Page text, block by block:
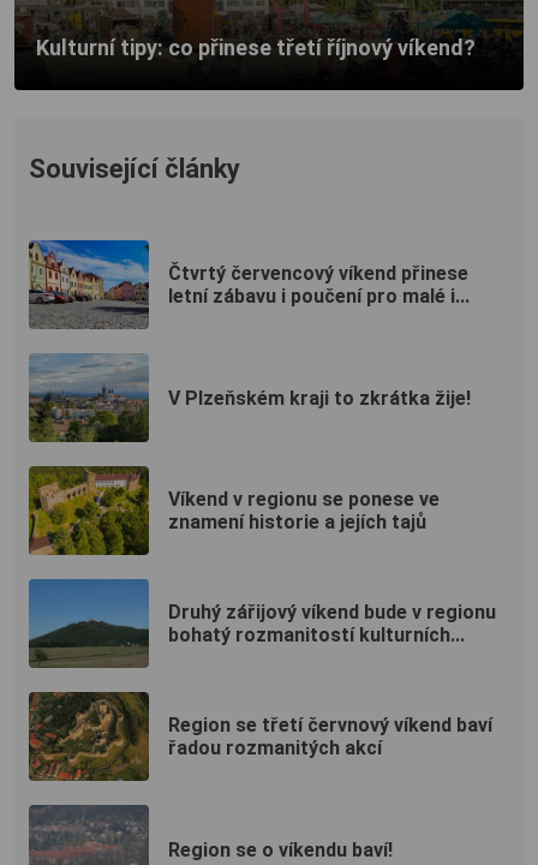
Kulturní tipy: co přinese třetí říjnový víkend?
Související články
Čtvrtý červencový víkend přinese
letní zábavu i poučení pro malé i...
V Plzeňském kraji to zkrátka žije!
Víkend v regionu se ponese ve
znamení historie a jejích tajů
Druhý zářijový víkend bude v regionu
bohatý rozmanitostí kulturních...
Region se třetí červnový víkend baví
řadou rozmanitých akcí
Region se o víkendu baví!